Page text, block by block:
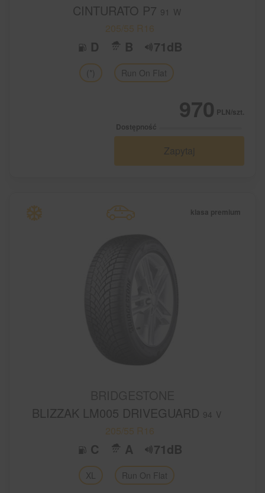
CINTURATO P7 91 W
205/55 R16
D B 71dB
(*) Run On Flat
970 PLN/szt.
Dostępność
Zapytaj
klasa premium
BLIZZAK LM005 DRIVEGUARD 94 V
205/55 R16
C A 71dB
XL Run On Flat